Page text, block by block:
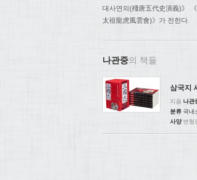
대사연의(殘唐五代史演義)》
太祖龍虎風雲會)》가 전한다.
나관중의 책들
삼국지
지음 나관
분류 국내
사양변형